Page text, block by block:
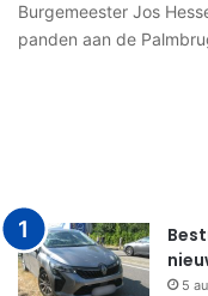
Burgemeester Jos
panden aan de
5